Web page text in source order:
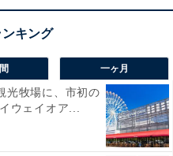
人気商品5選
一ヶ月
光牧場に、市初の
ウェイオア...